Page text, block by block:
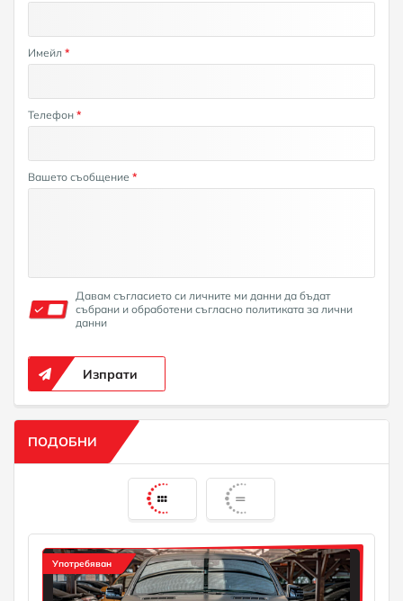
Имейл *
Телефон *
Вашето съобщение *
Давам съгласието си личните ми данни да бъдат
събрани и обработени съгласно политиката за лични
данни
Изпрати
ПОДОБНИ
Употребяван